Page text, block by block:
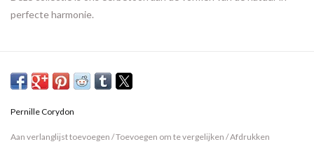
perfecte harmonie.
Pernille Corydon
Aan verlanglijst toevoegen /Toevoegen om te vergelijken /Afdrukken